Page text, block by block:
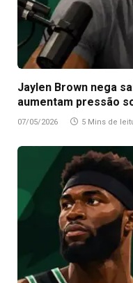
Jaylen Brown nega
aumentam pressão
07/05/2026 5 Mins de